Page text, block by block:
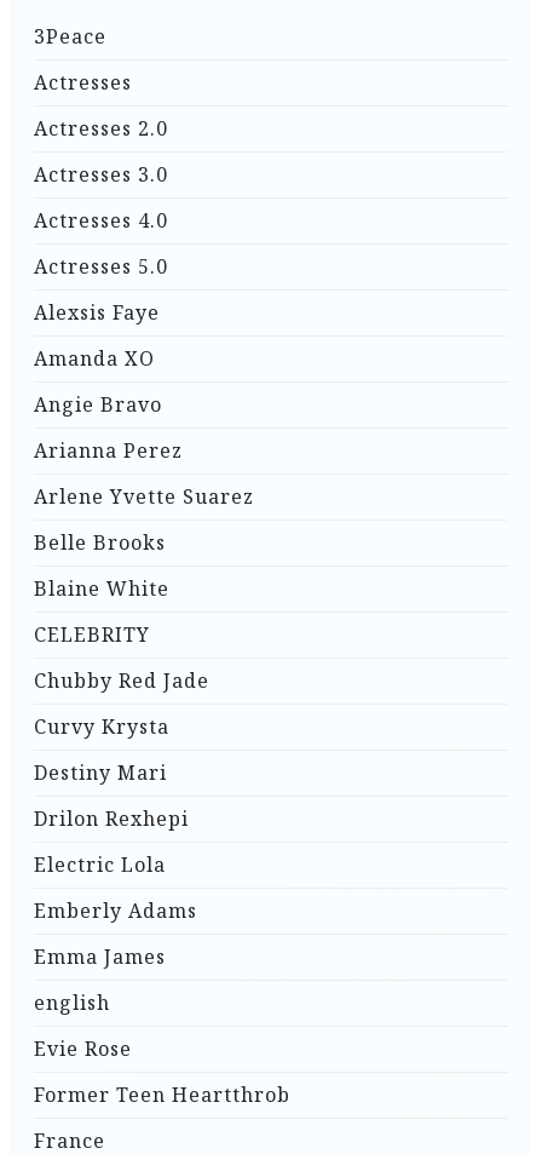
3Peace
Actresses
Actresses 2.0
Actresses 3.0
Actresses 4.0
Actresses 5.0
Alexsis Faye
Amanda XO
Angie Bravo
Arianna Perez
Arlene Yvette Suarez
Belle Brooks
Blaine White
CELEBRITY
Chubby Red Jade
Curvy Krysta
Destiny Mari
Drilon Rexhepi
Electric Lola
Emberly Adams
Emma James
english
Evie Rose
Former Teen Heartthrob
France